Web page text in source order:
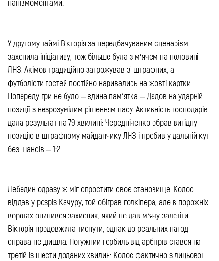
напівмоментами.
У другому таймі Вікторія за передбачуваним сценарієм
захопила ініціативу, тож більше була з м‘ячем на половині
ЛНЗ. Акімов традиційно загрожував зі штрафних, а
футболісти гостей постійно наривались на жовті картки.
Попереду гри не було – єдина пам‘ятка – Дєдов на ударній
позиції з незрозумілим рішенням пасу. Активність господарів
дала результат на 79 хвилині: Чередніченко обрав вигідну
позицію в штрафному майданчику ЛНЗ і пробив у дальній кут
без шансів – 1:2.
Лебедин одразу ж міг спростити своє становище. Колос
віддав у розріз Качуру, той обіграв голкіпера, але в порожніх
воротах опинився захисник, який не дав м‘ячу залетіти.
Вікторія продовжила тиснути, однак до реальних нагод
справа не дійшла. Потужний горбиль від арбітрів стався на
третій із шести доданих хвилин: Колос фактично з лицьової